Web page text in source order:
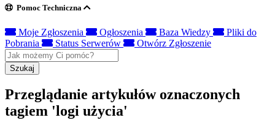
Pomoc Techniczna
Moje Zgłoszenia Ogłoszenia Baza Wiedzy
Pliki do
Pobrania
Status Serwerów Otwórz Zgłoszenie
Szukaj
Przeglądanie artykułów oznaczonych
tagiem 'logi użycia'